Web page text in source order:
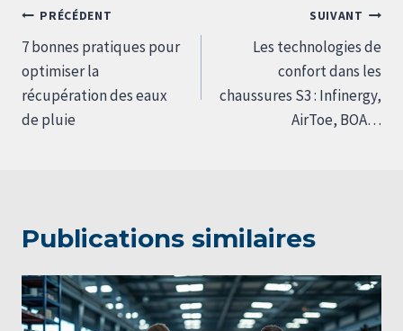
Navigation
de
l’article
PRÉCÉDENT
7 bonnes pratiques pour
optimiser la
récupération des eaux
de pluie
SUIVANT
Les technologies de
confort dans les
chaussures S3 : Infinergy,
AirToe, BOA…
Publications similaires